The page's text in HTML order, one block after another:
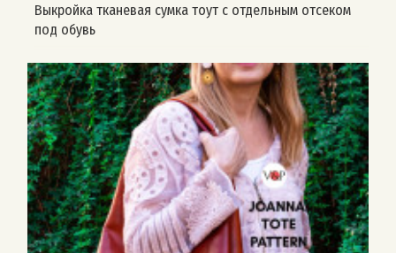
Выкройка тканевая сумка тоут с отдельным отсеком
под обувь